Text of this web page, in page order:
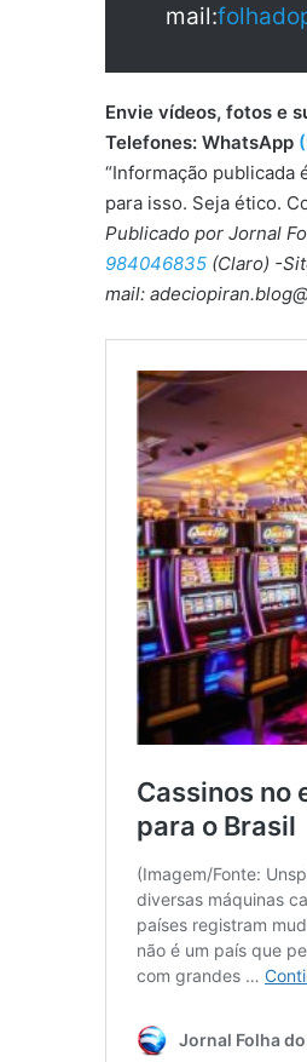
mail:
Envie vídeos, fotos e
Telefones: WhatsApp
“Informação publicada
para isso. Seja ético.
Publicado por Jornal
984046835 (Claro) -
mail: